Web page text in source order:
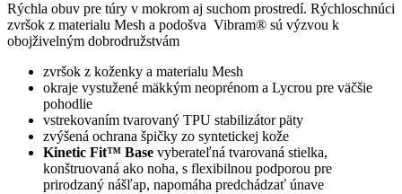
Rýchla obuv pre túry v mokrom aj suchom prostredí. Rýchloschnúci
zvršok z materialu Mesh a podošva Vibram® sú výzvou k
obojživelným dobrodružstvám
zvršok z koženky a materialu Mesh
okraje vystužené mäkkým neoprénom a Lycrou pre väčšie
pohodlie
vstrekovaním tvarovaný TPU stabilizátor päty
zvýšená ochrana špičky zo syntetickej kože
Kinetic Fit™ Base vyberateľná tvarovaná stielka,
konštruovaná ako noha, s flexibilnou podporou pre
prirodzaný nášľap, napomáha predchádzať únave